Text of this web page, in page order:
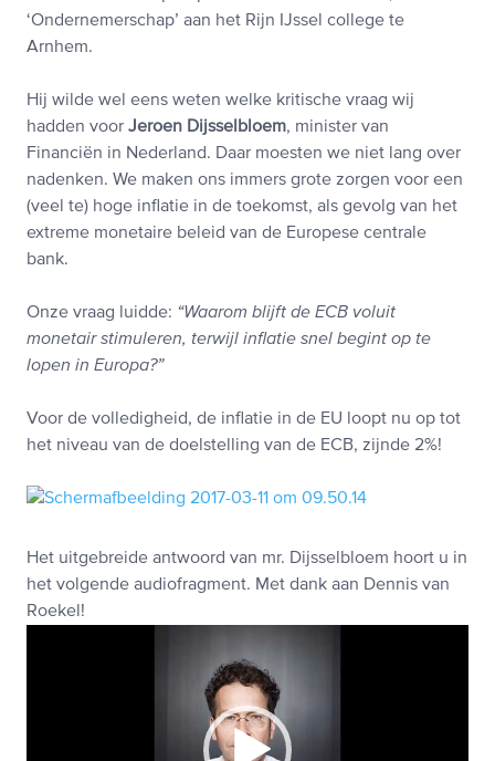
‘Ondernemerschap’ aan het Rijn IJssel college te
Arnhem.
Hij wilde wel eens weten welke kritische vraag wij
hadden voor Jeroen Dijsselbloem, minister van
Financiën in Nederland. Daar moesten we niet lang over
nadenken. We maken ons immers grote zorgen voor een
(veel te) hoge inflatie in de toekomst, als gevolg van het
extreme monetaire beleid van de Europese centrale
bank.
Onze vraag luidde: “Waarom blijft de ECB voluit
monetair stimuleren, terwijl inflatie snel begint op te
lopen in Europa?”
Voor de volledigheid, de inflatie in de EU loopt nu op tot
het niveau van de doelstelling van de ECB, zijnde 2%!
Het uitgebreide antwoord van mr. Dijsselbloem hoort u in
het volgende audiofragment. Met dank aan Dennis van
Roekel!